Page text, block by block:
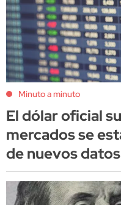
Minuto a minuto
El dólar oficial
mercados se
de nuevos